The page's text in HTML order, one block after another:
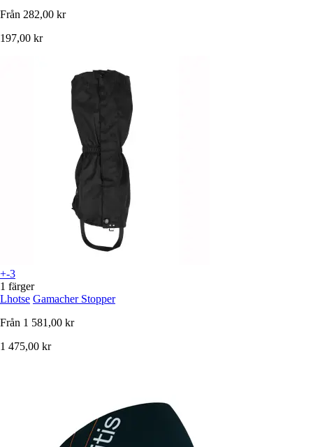
Från 282,00 kr
197,00 kr
+-3
1 färger
Lhotse Gamacher Stopper
Från 1 581,00 kr
1 475,00 kr